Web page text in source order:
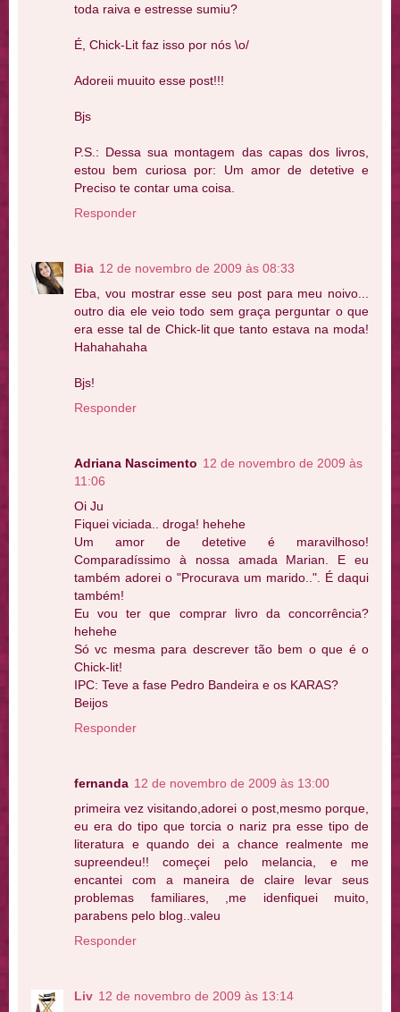
toda raiva e estresse sumiu?
É, Chick-Lit faz isso por nós \o/
Adoreii muuito esse post!!!
Bjs
P.S.: Dessa sua montagem das capas dos livros,
estou bem curiosa por: Um amor de detetive e
Preciso te contar uma coisa.
Responder
Bia 12 de novembro de 2009 às 08:33
Eba, vou mostrar esse seu post para meu noivo...
outro dia ele veio todo sem graça perguntar o que
era esse tal de Chick-lit que tanto estava na moda!
Hahahahaha
Bjs!
Responder
Adriana Nascimento 12 de novembro de 2009 às
11:06
Oi Ju
Fiquei viciada.. droga! hehehe
Um amor de detetive é maravilhoso!
Comparadíssimo à nossa amada Marian. E eu
também adorei o "Procurava um marido..". É daqui
também!
Eu vou ter que comprar livro da concorrência?
hehehe
Só vc mesma para descrever tão bem o que é o
Chick-lit!
IPC: Teve a fase Pedro Bandeira e os KARAS?
Beijos
Responder
fernanda 12 de novembro de 2009 às 13:00
primeira vez visitando,adorei o post,mesmo porque,
eu era do tipo que torcia o nariz pra esse tipo de
literatura e quando dei a chance realmente me
supreendeu!! começei pelo melancia, e me
encantei com a maneira de claire levar seus
problemas familiares, ,me idenfiquei muito,
parabens pelo blog..valeu
Responder
Liv 12 de novembro de 2009 às 13:14